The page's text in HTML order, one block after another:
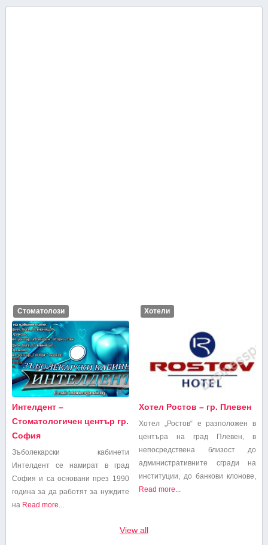
Стоматолози
Интелдент –
Стоматологичен център гр.
София
Зъболекарски кабинети
Интелдент се намират в град
София и са основани през 1990
година за да работят за нуждите
на Read more...
Хотели
Хотел Ростов – гр. Плевен
Хотел „Ростов“ е разположен в
центъра на град Плевен, в
непосредствена близост до
административните сгради на
институции, до банкови клонове,
Read more...
View all